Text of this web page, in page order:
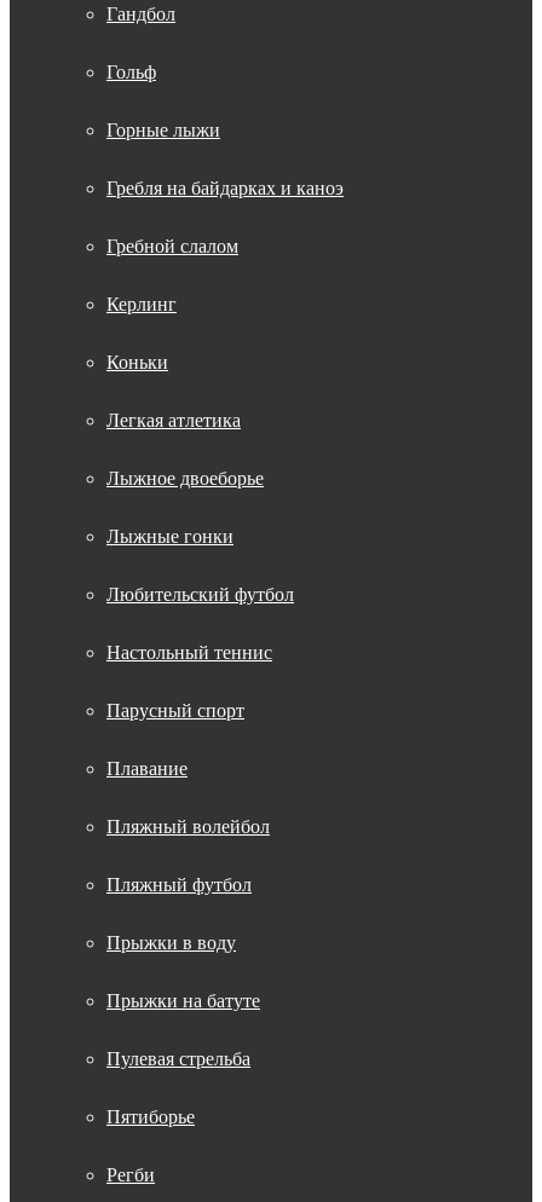
Гандбол
Гольф
Горные лыжи
Гребля на байдарках и каноэ
Гребной слалом
Керлинг
Коньки
Легкая атлетика
Лыжное двоеборье
Лыжные гонки
Любительский футбол
Настольный теннис
Парусный спорт
Плавание
Пляжный волейбол
Пляжный футбол
Прыжки в воду
Прыжки на батуте
Пулевая стрельба
Пятиборье
Регби